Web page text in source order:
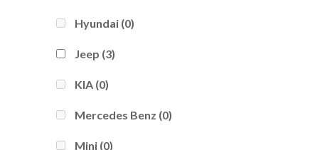
Hyundai (0)
Jeep (3)
KIA (0)
Mercedes Benz (0)
Mini (0)